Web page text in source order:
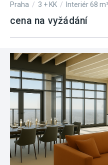
Praha / 3 + KK / Interiér 68
cena na vyžádání